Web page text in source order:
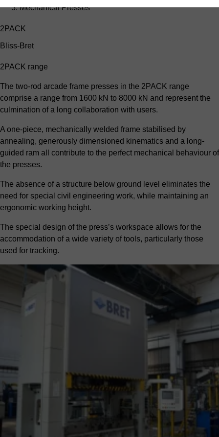
Mechanical Presses
2PACK
Bliss-Bret
2PACK range
The two-rod arcade frame presses in the 2PACK range
comprise a range from 1600 kN to 8000 kN and represent the
culmination of a long collaboration with users.
A one-piece, mechanically welded frame stabilised by
annealing, generously dimensioned kinematics and a long-
guided ram all contribute to the perfect mechanical behaviour of
the presses.
The absence of a structure below ground level eliminates the
need for special civil engineering work, while maintaining an
ergonomic working height.
The special design of the press’s workspace allows for the
accommodation of a wide variety of tools, particularly those
used for tracking.